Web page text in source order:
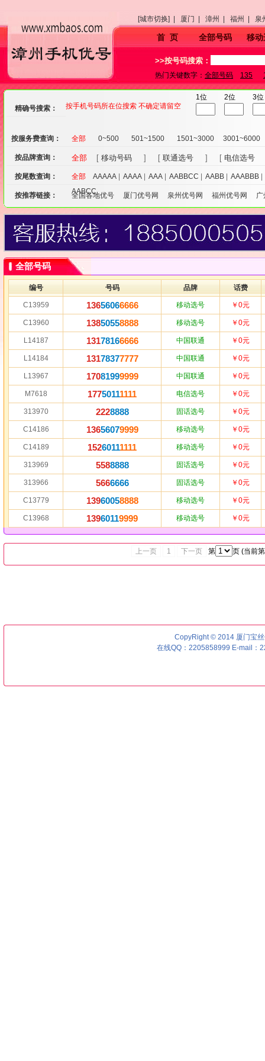
[城市切换] | 厦门 | 漳州 | 福州 |
首 页 全部号码 移动
>>按号码搜索：
热门关键数字： 全部号码 135
精确号搜索： 按手机号码所在位搜索 不确定请留空
1位 2位 3位
按服务费查询： 全部 0~500 501~1500 1501~3000 3001~6000
按品牌查询： 全部 [ 移动号码 ] [ 联通选号 ] [ 电信选号
按尾数查询： 全部 AAAAA AAAA AAA AABBCC AABB AAABBB
AABCC
按推荐链接： 全国各地优号 厦门优号网 泉州优号网 福州优号网 广
全部号码
编号 号码 品牌 话费
C13959 13656066666 移动选号 ￥0元
C13960 13850558888 移动选号 ￥0元
L14187 13178166666 中国联通 ￥0元
L14184 13178377777 中国联通 ￥0元
L13967 17081999999 中国联通 ￥0元
M7618 17750111111 电信选号 ￥0元
313970 2228888 固话选号 ￥0元
C14186 13656079999 移动选号 ￥0元
C14189 15260111111 移动选号 ￥0元
313969 5588888 固话选号 ￥0元
313966 5666666 固话选号 ￥0元
C13779 13960058888 移动选号 ￥0元
C13968 13960119999 移动选号 ￥0元
上一页 1 下一页 第 页 (当前第
CopyRight © 2014 厦门宝
在线QQ：2205858999 E-mail：